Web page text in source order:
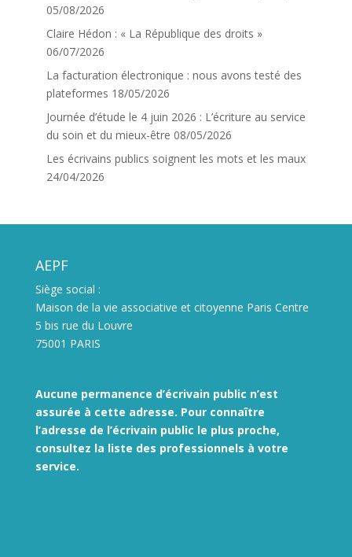
05/08/2026
Claire Hédon : « La République des droits »
06/07/2026
La facturation électronique : nous avons testé des
plateformes 18/05/2026
Journée d’étude le 4 juin 2026 : L’écriture au service
du soin et du mieux-être 08/05/2026
Les écrivains publics soignent les mots et les maux
24/04/2026
AEPF
Siège social :
Maison de la vie associative et citoyenne Paris Centre
5 bis rue du Louvre
75001 PARIS
Aucune permanence d’écrivain public n’est
assurée à cette adresse. Pour connaître
l’adresse de l’écrivain public le plus proche,
consultez la liste des professionnels à votre
service.